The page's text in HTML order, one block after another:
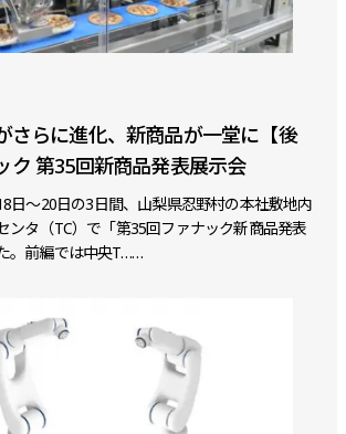
さらに進化、新商品が一堂に【後
ク 第35回新商品発表展示会
日～20日の3日間、山梨県忍野村の本社敷地内
ンタ（TC）で「第35回ファナック新商品発表
。前編では中央T……